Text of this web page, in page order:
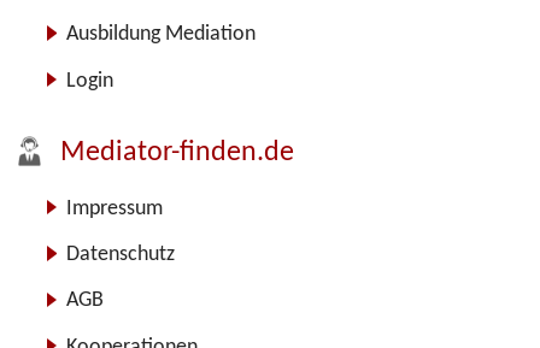
Ausbildung Mediation
Login
Mediator-finden.de
Impressum
Datenschutz
AGB